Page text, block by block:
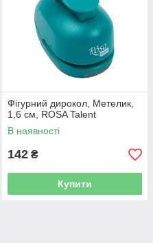
Фігурний дирокол, Метелик,
1,6 см, ROSA Talent
В наявності
142 ₴
Купити